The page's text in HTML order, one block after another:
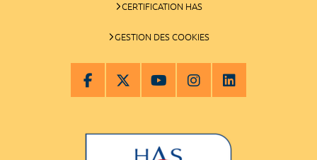
CERTIFICATION HAS
GESTION DES COOKIES